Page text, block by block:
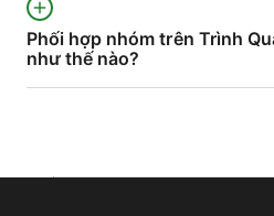
Phối hợp nhóm trên Trình
như thế nào?